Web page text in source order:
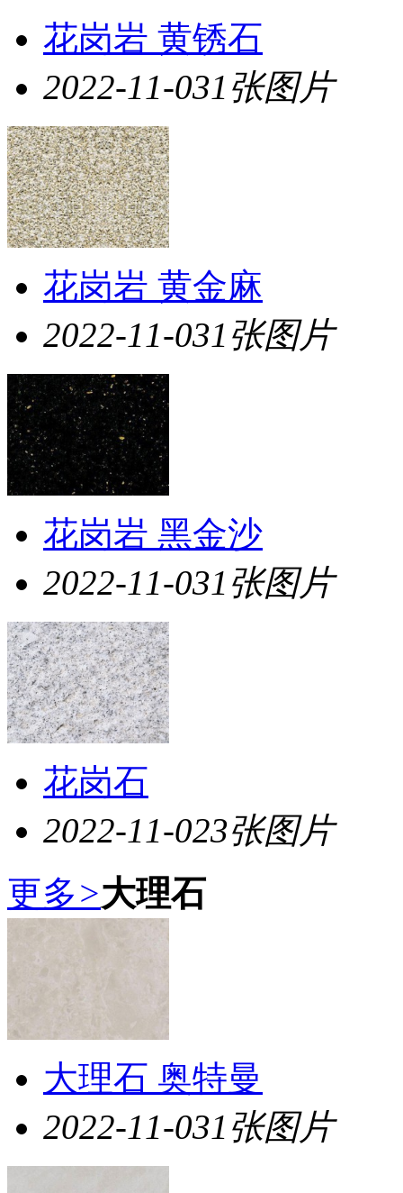
花岗岩 黄锈石
2022-11-031张图片
花岗岩 黄金麻
2022-11-031张图片
花岗岩 黑金沙
2022-11-031张图片
花岗石
2022-11-023张图片
更多>大理石
大理石 奥特曼
2022-11-031张图片